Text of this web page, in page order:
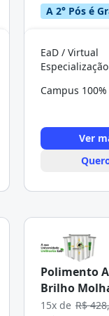
A 2° Pós é
EaD / Virtual
Campus
Ver
Polimento
Brilho
15x de R$